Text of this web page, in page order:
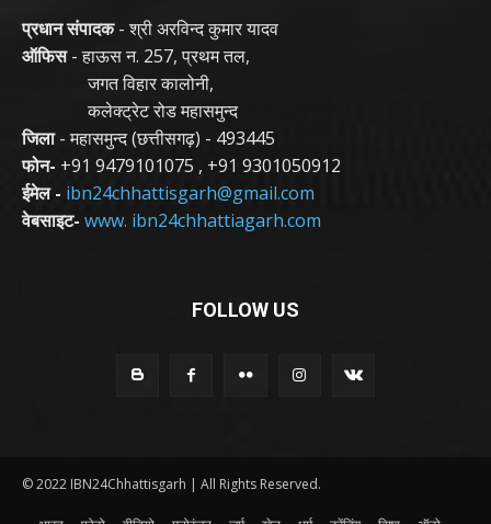
प्रधान संपादक- श्री अरविन्द कुमार यादव
ऑफिस- हाऊस न. 257, प्रथम तल,
जगत विहार कालोनी,
कलेक्ट्रेट रोड महासमुन्द
जिला- महासमुन्द (छत्तीसगढ़) - 493445
फोन- +91 9479101075 , +91 9301050912
ईमेल - ibn24chhattisgarh@gmail.com
वेबसाइट- www. ibn24chhattiagarh.com
FOLLOW US
© 2022 IBN24Chhattisgarh | All Rights Reserved.